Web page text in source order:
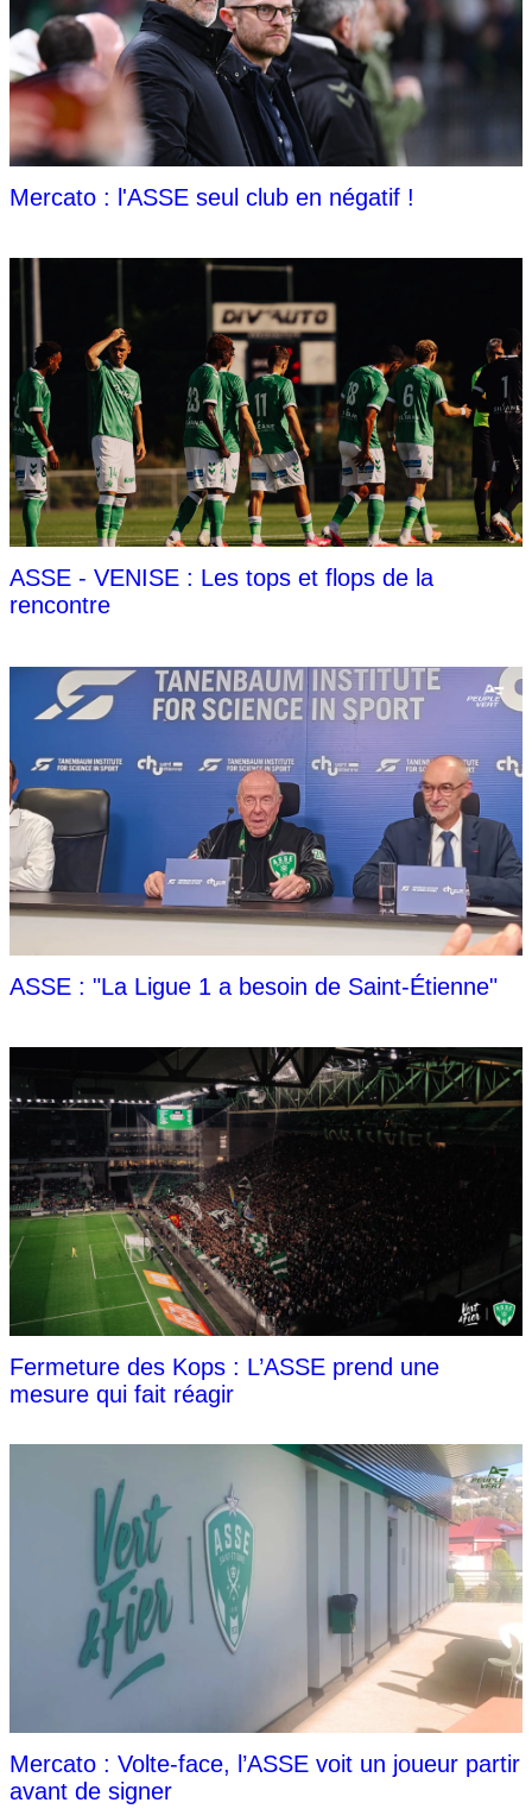
Mercato : l'ASSE seul club en négatif !
ASSE - VENISE : Les tops et flops de la
rencontre
ASSE : "La Ligue 1 a besoin de Saint-Étienne"
Fermeture des Kops : L’ASSE prend une
mesure qui fait réagir
Mercato : Volte-face, l’ASSE voit un joueur partir
avant de signer